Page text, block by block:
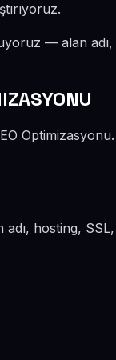
— alan adı,
Optimizasyonu.
adı, hosting, SSL,